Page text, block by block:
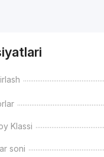
Klassi
soni